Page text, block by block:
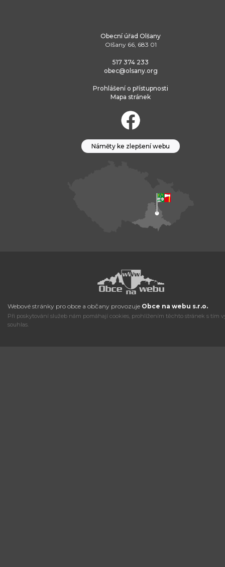
Obecní úřad Olšany
Olšany 66, 683 01
517 374 233
obec@olsany.org
Prohlášení o přístupnosti
Mapa stránek
Náměty ke zlepšení webu
Webové stránky pro obce a občany provozuje Obce na webu s.r.o.
Při poskytování služeb nám pomáhají cookies, prohlížením těchto stránek s tím
souhlas.